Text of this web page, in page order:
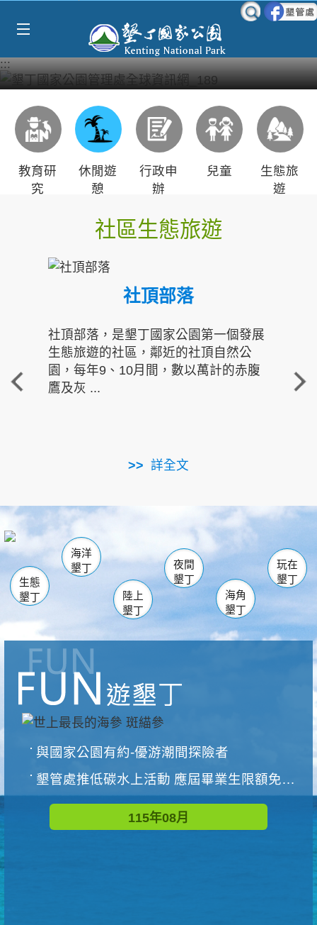
:::
教育研
究
休閒遊
憩
行政申
辦
兒童
生態旅
遊
社區生態旅遊
社頂部落
社頂部落，是墾丁國家公園第一個發展
生態旅遊的社區，鄰近的社頂自然公
園，每年9、10月間，數以萬計的赤腹
鷹及灰 ...
詳全文
重
走進
南仁湖
海生館
恆春 佳樂水
龍鑾潭自然中心 森林遊樂區
瓊麻館
關山 墾管處遊客中心
社頂公園 風吹沙
船帆石
白砂 龍磐公園
香蕉灣
砂島
鵝鑾鼻
生態
墾丁
海洋
墾丁
陸上
墾丁
夜間
墾丁
海角
墾丁
玩在
墾丁
與國家公園有約-優游潮間探險者
墾管處推低碳水上活動 應屆畢業生限額免費參加
115年08月